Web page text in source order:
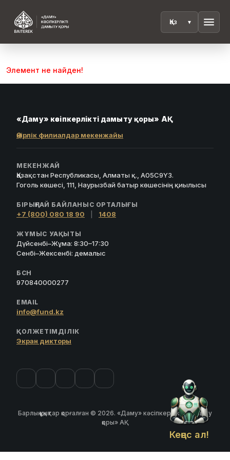
menu
Кеңес ал!
Элемент не найден!
«Даму» кәсіпкерлікті дамыту қоры» АҚ
Өңірлік филиалдар мекенжайы
МЕКЕНЖАЙ
Қазақстан Республикасы, Алматы қ., A05C9Y3.
Гоголь көшесі, 111, Наурызбай батыр көшесінің қиылысы
БІРЫҢҒАЙ БАЙЛАНЫС ОРТАЛЫҒЫ
+7 (800) 080 18 90 1408
ЖҰМЫС УАҚЫТЫ
Дүйсенбі–Жұма: 8:30–17:30
Сенбі–Жексенбі: демалыс
БСН
970840000277
EMAIL
info@fund.kz
ҚОЛЖЕТІМДІЛІК
Экран дикторы
Барлық құқықтар қорғалған © 2026. «Даму» кәсіпкерлікті дамыту
қоры» АҚ